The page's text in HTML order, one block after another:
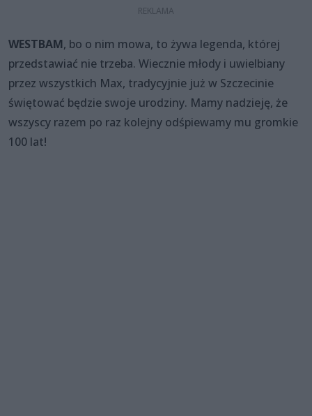
WESTBAM, bo o nim mowa, to żywa legenda, której
przedstawiać nie trzeba. Wiecznie młody i uwielbiany
przez wszystkich Max, tradycyjnie już w Szczecinie
świętować będzie swoje urodziny. Mamy nadzieję, że
wszyscy razem po raz kolejny odśpiewamy mu gromkie
100 lat!